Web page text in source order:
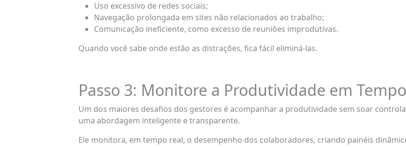
Uso excessivo de redes sociais;
Navegação prolongada em sites não relacionados ao trabalho;
Comunicação ineficiente, como excesso de reuniões improdutivas.
Quando você sabe onde estão as distrações, fica fácil eliminá-las.
Passo 3: Monitore a Produtividade em
Um dos maiores desafios dos gestores é acompanhar a produtividade sem soar
uma abordagem inteligente e transparente.
Ele monitora, em tempo real, o desempenho dos colaboradores, criando painéis